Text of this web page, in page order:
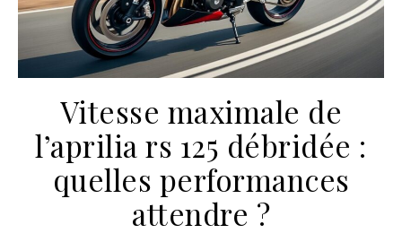
Vitesse maximale de
l’aprilia rs 125 débridée :
quelles performances
attendre ?